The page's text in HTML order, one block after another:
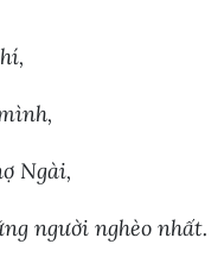
Ngài,
người nghèo nhất.